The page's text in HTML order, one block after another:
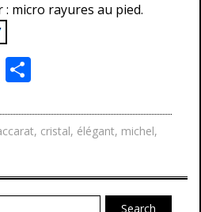
: micro rayures au pied.
Share
ta
g
er
, cristal, élégant, michel,
Search